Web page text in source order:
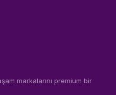
markalarını premium bir